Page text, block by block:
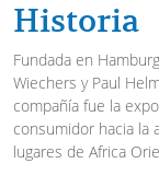
Historia
Fundada en
Wiechers y Paul
compañía fue la
consumidor hacia la
lugares de Africa